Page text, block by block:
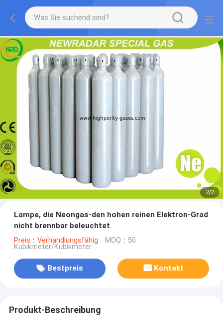
2/2
Lampe, die Neongas-den hohen reinen Elektron-Grad
nicht brennbar beleuchtet
Preis：Verhandlungsfähig MOQ：50
Kubikmeter/Kubikmeter
Bestpreis Kontakt
Produkt-Beschreibung